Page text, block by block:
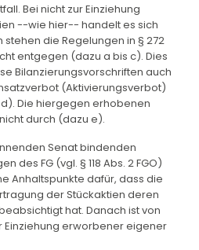
Bei nicht zur Einziehung
--wie hier-- handelt es sich
die Regelungen in § 272
entgegen (dazu a bis c). Dies
Bilanzierungsvorschriften auch
(Aktivierungsverbot)
Die hiergegen erhobenen
durch (dazu e).
Senat bindenden
des FG (vgl. § 118 Abs. 2 FGO)
Anhaltspunkte dafür, dass die
der Stückaktien deren
hat. Danach ist von
Einziehung erworbener eigener